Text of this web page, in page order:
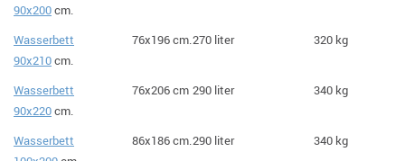
90x200cm.
Wasserbett
90x210cm.
76x196 cm. 270 liter 320 kg
Wasserbett
90x220cm.
76x206 cm 290 liter 340 kg
Wasserbett
86x186 cm. 290 liter 340 kg